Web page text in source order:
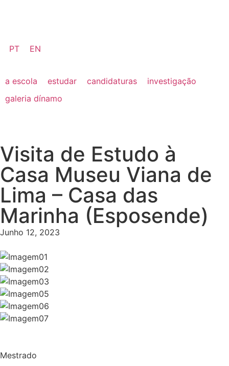
PT EN
a escola estudar candidaturas
investigação
galeria dínamo
Visita de Estudo à
Casa Museu Viana de
Lima – Casa das
Marinha (Esposende)
Junho 12, 2023
Mestrado